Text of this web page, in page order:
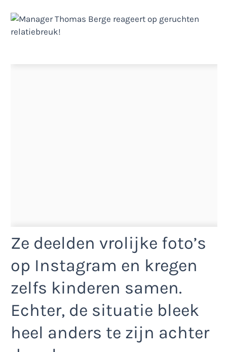
Ze deelden vrolijke foto’s
op Instagram en kregen
zelfs kinderen samen.
Echter, de situatie bleek
heel anders te zijn achter